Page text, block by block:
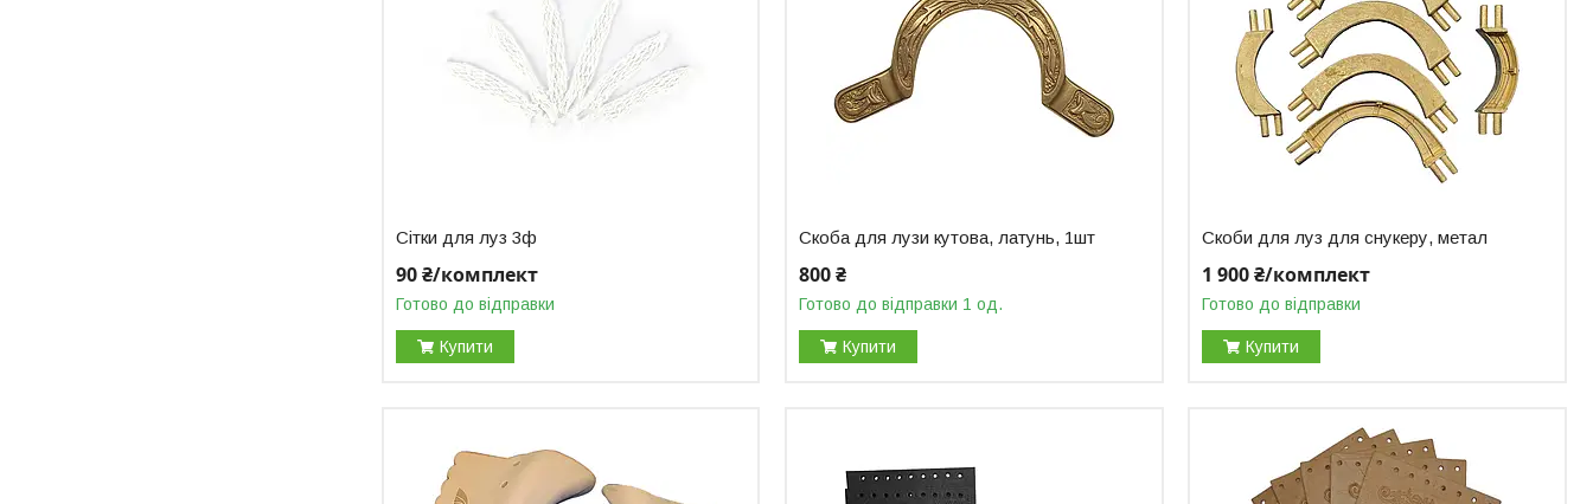
Сітки для луз 3ф
90 ₴/комплект
Готово до відправки
Купити
Скоба для лузи кутова, латунь, 1шт
800 ₴
Готово до відправки 1 од.
Купити
Скоби для луз для снукеру, метал
1 900 ₴/комплект
Готово до відправки
Купити